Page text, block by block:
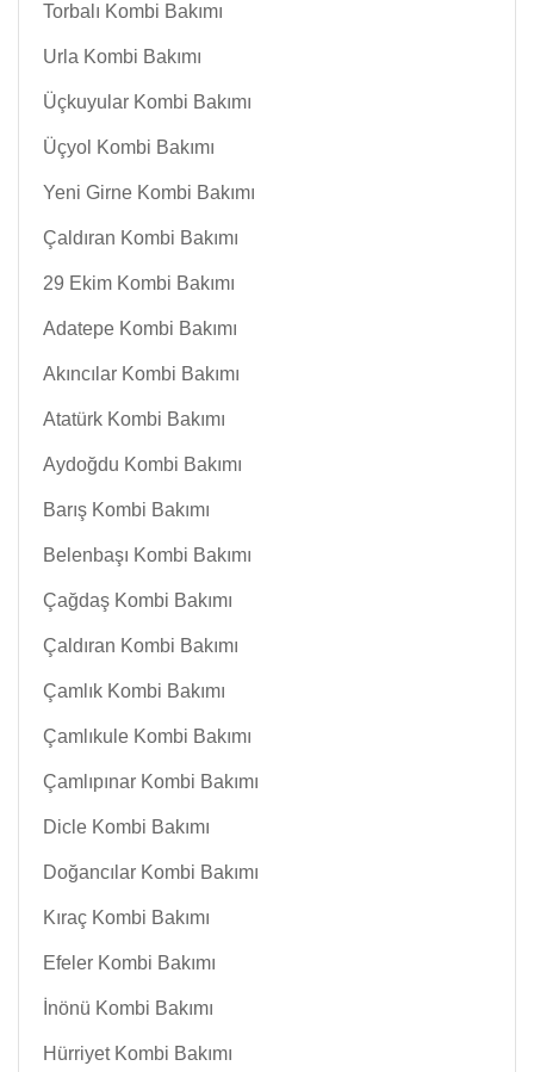
Torbalı Kombi Bakımı
Urla Kombi Bakımı
Üçkuyular Kombi Bakımı
Üçyol Kombi Bakımı
Yeni Girne Kombi Bakımı
Çaldıran Kombi Bakımı
29 Ekim Kombi Bakımı
Adatepe Kombi Bakımı
Akıncılar Kombi Bakımı
Atatürk Kombi Bakımı
Aydoğdu Kombi Bakımı
Barış Kombi Bakımı
Belenbaşı Kombi Bakımı
Çağdaş Kombi Bakımı
Çaldıran Kombi Bakımı
Çamlık Kombi Bakımı
Çamlıkule Kombi Bakımı
Çamlıpınar Kombi Bakımı
Dicle Kombi Bakımı
Doğancılar Kombi Bakımı
Kıraç Kombi Bakımı
Efeler Kombi Bakımı
İnönü Kombi Bakımı
Hürriyet Kombi Bakımı